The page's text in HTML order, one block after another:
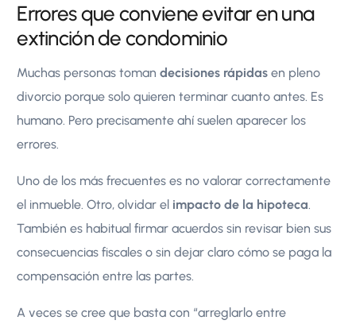
Errores que conviene evitar en una
extinción de condominio
Muchas personas tomandecisiones rápidas en pleno
divorcio porque solo quieren terminar cuanto antes. Es
humano. Pero precisamente ahí suelen aparecer los
errores.
Uno de los más frecuentes es no valorar correctamente
el inmueble. Otro, olvidar el impacto de la hipoteca.
También es habitual firmar acuerdos sin revisar bien sus
consecuencias fiscales o sin dejar claro cómo se paga la
compensación entre las partes.
A veces se cree que basta con “arreglarlo entre